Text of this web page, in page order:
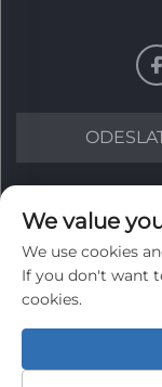
Zaregistrujte
We value
We use cookies
If you don't want
cookies.